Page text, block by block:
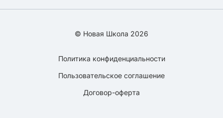
© Новая Школа 2026
Политика конфиденциальности
Пользовательское соглашение
Договор-оферта